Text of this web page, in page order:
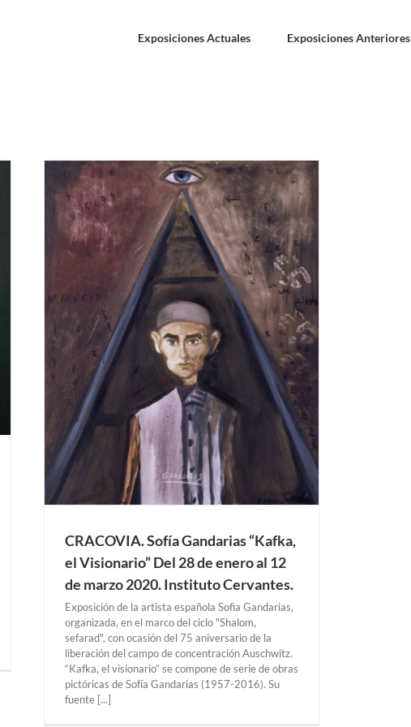
Exposiciones Actuales Exposiciones Anteriores
CRACOVIA. Sofía Gandarias “Kafka,
el Visionario” Del 28 de enero al 12
de marzo 2020. Instituto Cervantes.
Exposición de la artista española Sofia Gandarias,
organizada, en el marco del ciclo "Shalom,
sefarad", con ocasión del 75 aniversario de la
liberación del campo de concentración Auschwitz.
“Kafka, el visionario” se compone de serie de obras
pictóricas de Sofía Gandarias (1957-2016). Su
fuente [...]